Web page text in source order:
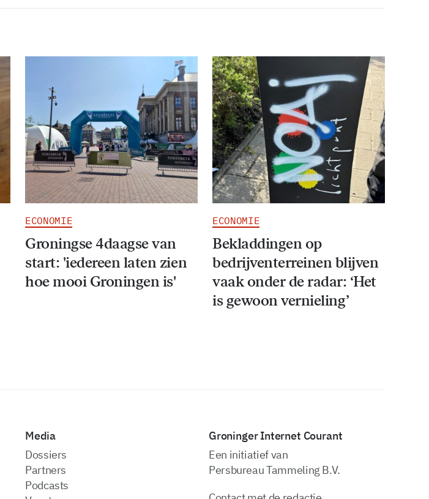
ECONOMIE
Groningse 4daagse van
start: 'iedereen laten zien
hoe mooi Groningen is'
ECONOMIE
Bekladdingen op
bedrijventerreinen blijven
vaak onder de radar: ‘Het
is gewoon vernieling’
Media
dossiers
partners
podcasts
Groninger Internet Courant
Een initiatief van
Persbureau Tammeling B.V.